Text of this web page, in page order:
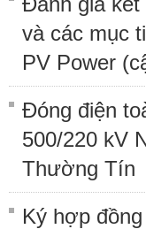
và các mục
PV Power
Đóng điện
500/220 kV
Thường Tín
Ký hợp